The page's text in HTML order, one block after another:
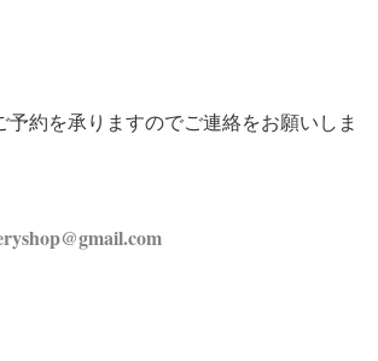
予約を承りますのでご連絡をお願いしま